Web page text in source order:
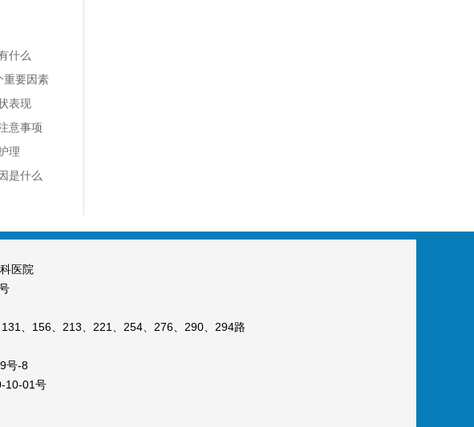
什么
重要因素
表现
意事项
理
是什么
医院
、156、213、221、254、276、290、294路
号-8
10-01号